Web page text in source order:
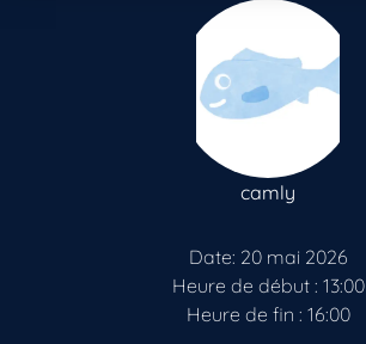
camly
Date: 20 mai 2026
Heure de début : 13:00
Heure de fin : 16:00